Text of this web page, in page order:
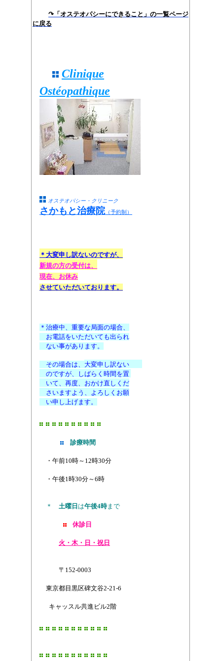
↷「オステオパシーにできること」の一覧ページ
に戻る
Clinique
Ostéopathique
オステオパシー・クリニーク
さかもと治療院（予約制）
＊大変申し訳ないのですが、
新規の方の受付は、
現在、お休み
させていただいております。
＊治療中、重要な局面の場合、
お電話をいただいても出られ
ない事があります。
その場合は、 大変申し訳ない
のですが、
しばらく時間を置
いて、 再度、おかけ直しくだ
さいますよう、よろしくお願
い申し上げます。
診療時間
・午前10時～12時30分
・午後1時30分～6時
＊ 土曜日 は午後4時まで
休診日
火・木・日・祝日
〒152-0003
東京都目黒区碑文谷2-21-6
キャッスル共進ビル2階